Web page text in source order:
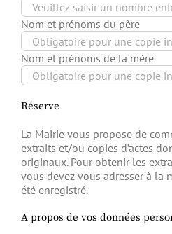
Nom et prénoms du père
Nom et prénoms de la mère
Réserve
La Mairie vous propose de
extraits et/ou copies d’actes
originaux. Pour obtenir les
vous devez vous adresser à la
été enregistré.
A propos de vos données